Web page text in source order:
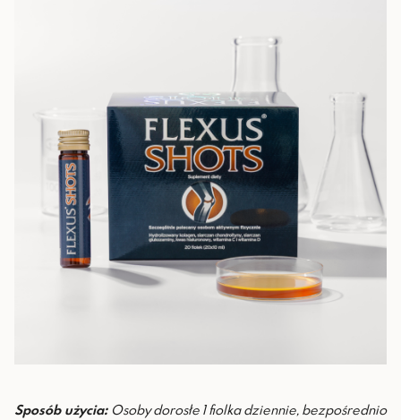
Sposób użycia: Osoby dorosłe 1 fiolka dziennie, bezpośrednio